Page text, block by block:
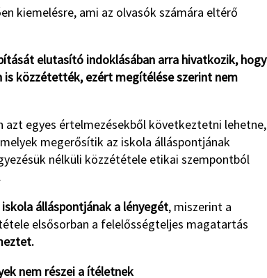
kiemelésre, ami az olvasók számára eltérő
elutasító indoklásában arra hivatkozik, hogy
közzétették, ezért megítélése szerint nem
egyes értelmezésekből következtetni lehetne,
megerősítik az iskola álláspontjának
nélküli közzététele etikai szempontból
álláspontjának a lényegét, miszerint a
elsősorban a felelősségteljes magatartás
nem részei a ítéletnek